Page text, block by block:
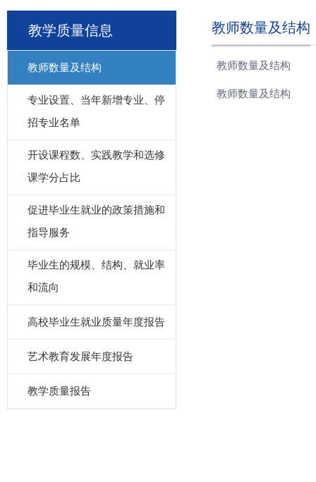
教学质量信息
教师数量及结构
专业设置、当年新增专业、停
招专业名单
开设课程数、实践教学和选修
课学分占比
促进毕业生就业的政策措施和
指导服务
毕业生的规模、结构、就业率
和流向
高校毕业生就业质量年度报告
艺术教育发展年度报告
教学质量报告
教师数量及结构
教师数量及结构
教师数量及结构